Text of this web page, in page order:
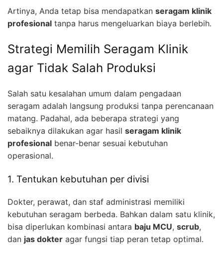
Artinya, Anda tetap bisa mendapatkan seragam klinik
profesional tanpa harus mengeluarkan biaya berlebih.
Strategi Memilih Seragam Klinik
agar Tidak Salah Produksi
Salah satu kesalahan umum dalam pengadaan
seragam adalah langsung produksi tanpa perencanaan
matang. Padahal, ada beberapa strategi yang
sebaiknya dilakukan agar hasil seragam klinik
profesional benar-benar sesuai kebutuhan
operasional.
1. Tentukan kebutuhan per divisi
Dokter, perawat, dan staf administrasi memiliki
kebutuhan seragam berbeda. Bahkan dalam satu klinik,
bisa diperlukan kombinasi antara baju MCU, scrub,
dan jas dokter agar fungsi tiap peran tetap optimal.